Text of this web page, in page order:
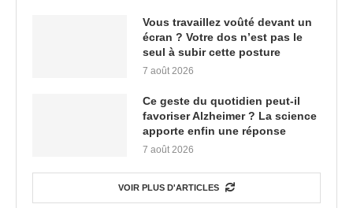
Vous travaillez voûté devant un
écran ? Votre dos n’est pas le
seul à subir cette posture
7 août 2026
Ce geste du quotidien peut-il
favoriser Alzheimer ? La science
apporte enfin une réponse
7 août 2026
VOIR PLUS D'ARTICLES